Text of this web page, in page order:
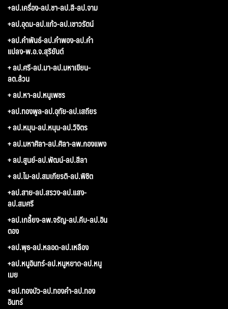
+ลป.เครื่อง-ลป.ชา-ลป.สี-ลป.จาม
+ลป.อุดม-ลป.แก้ว-ลป.เชาวรัตน์
+ลป.คำพันธ์-ลป.คำพอง-ลป.คำ
แปลง-พ.อ.จ.สุริยันต์
+ ลป.ศรี-ลป.มา-ลป.มหาเขียน-
ลต.ล้วน
+ ลป.หา-ลป.หนูเพชร
+ลป.ทองพูล-ลป.อุทัย-ลป.เสถียร
+ ลป.หมุน-ลป.หนุน-ลป.วิจิตร
+ ลป.มหาศิลา-ลป.ศิลา-ลพ.กองแพง
+ ลป.สูนย์-ลป.พัฒน์-ลป.สีลา
+ ลป.ไม-ลป.สมเกียรติ-ลป.พิชิต
+ลป.สาย-ลป.สรวง-ลป.แสง-
ลป.สมศรี
+ลป.เกลี้ยง-ลพ.จรัญ-ลป.คีบ-ลป.อิน
ตอง
+ลป.พุธ-ลป.หลอด-ลป.เหลือง
+ลป.หนูอินทร์-ลป.หนูหยาด-ลป.หนู
เมย
+ลป.ทองบัว-ลป.ทองคำ-ลป.ทอง
อินทร์